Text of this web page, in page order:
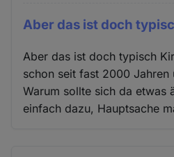
Aber das ist doch
Aber das ist doch typisch
schon seit fast 2000 Jahren
Warum sollte sich da etwas
einfach dazu, Hauptsache